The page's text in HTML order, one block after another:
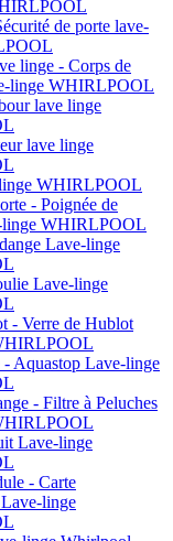
de porte lave-
linge - Corps de
linge WHIRLPOOL
lave linge
lave linge
WHIRLPOOL
- Poignée de
WHIRLPOOL
Lave-linge
Lave-linge
- Verre de Hublot
- Aquastop Lave-linge
- Filtre à Peluches
Lave-linge
- Carte
linge